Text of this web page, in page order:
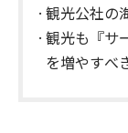
観光公社の
観光も『サ
を増やすべ